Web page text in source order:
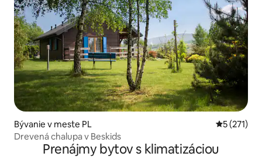
Bývanie v meste PL Priemerné
5 (271)
Drevená chalupa v Beskids
Prenájmy bytov s klimatizáciou